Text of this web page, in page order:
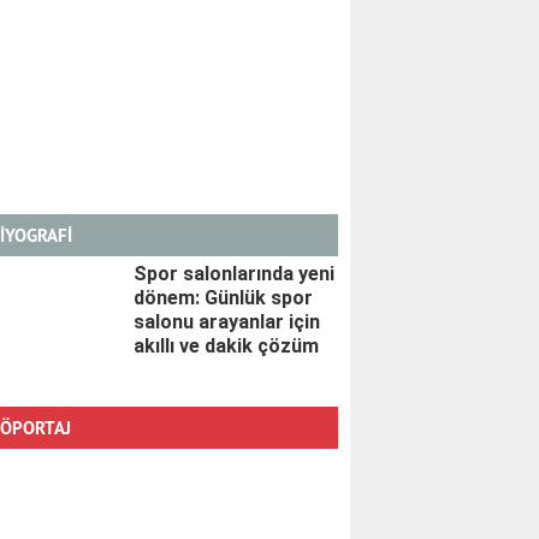
Spor salonlarında yeni
dönem: Günlük spor
salonu arayanlar için
akıllı ve dakik çözüm